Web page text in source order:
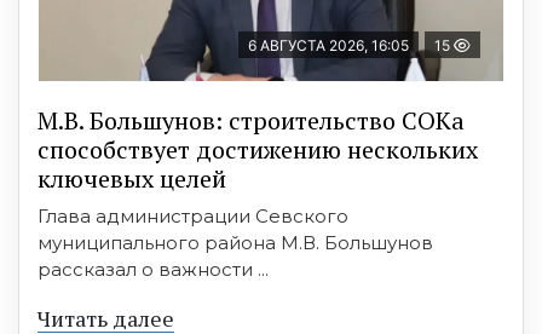
6 АВГУСТА 2026, 16:05 15
М.В. Большунов: строительство СОКа
способствует достижению нескольких
ключевых целей
Глава администрации Севского
муниципального района М.В. Большунов
рассказал о важности ...
Читать далее